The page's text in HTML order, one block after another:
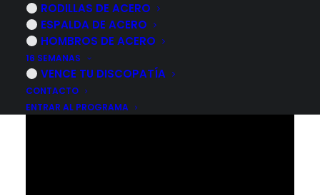
RODILLAS DE ACERO
ESPALDA DE ACERO
HOMBROS DE ACERO
16 SEMANAS
VENCE TU DISCOPATÍA
CONTACTO
ENTRAR AL PROGRAMA
30 MAYO, 2023 | POR